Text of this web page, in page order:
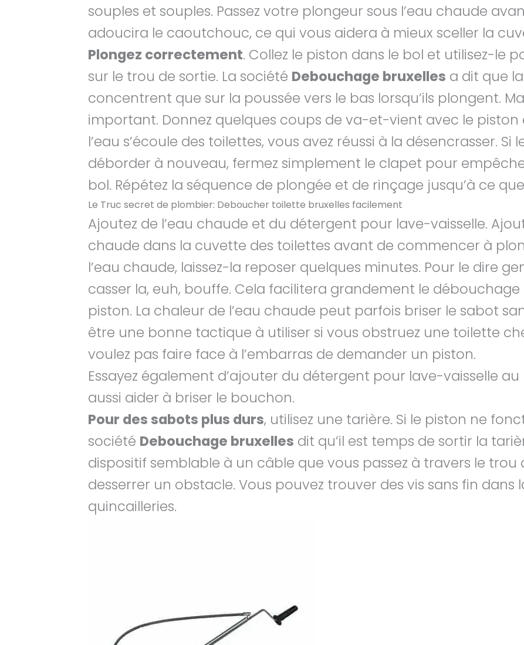
souples et souples. Passez votre plongeur sous l’eau chaude
adoucira le caoutchouc, ce qui vous aidera à mieux sceller la
Plongez correctement. Collez le piston dans le bol et utilisez-le
sur le trou de sortie. La société Debouchage bruxelles a dit que
concentrent que sur la poussée vers le bas lorsqu’ils plongent.
important. Donnez quelques coups de va-et-vient avec le piston
l’eau s’écoule des toilettes, vous avez réussi à la désencrasser.
déborder à nouveau, fermez simplement le clapet pour
bol. Répétez la séquence de plongée et de rinçage jusqu’à ce
Le Truc secret de plombier: Deboucher toilette bruxelles facilement
Ajoutez de l’eau chaude et du détergent pour lave-vaisselle.
chaude dans la cuvette des toilettes avant de commencer à
l’eau chaude, laissez-la reposer quelques minutes. Pour le dire
casser la, euh, bouffe. Cela facilitera grandement le
piston. La chaleur de l’eau chaude peut parfois briser le sabot
être une bonne tactique à utiliser si vous obstruez une toilette
voulez pas faire face à l’embarras de demander un piston.
Essayez également d’ajouter du détergent pour lave-vaisselle
aussi aider à briser le bouchon.
Pour des sabots plus durs, utilisez une tarière. Si le piston ne
société Debouchage bruxelles dit qu’il est temps de sortir la
dispositif semblable à un câble que vous passez à travers le
desserrer un obstacle. Vous pouvez trouver des vis sans fin dans
quincailleries.